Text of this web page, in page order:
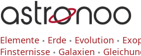
Elemente Erde Evolution
Finsternisse
Galaxien